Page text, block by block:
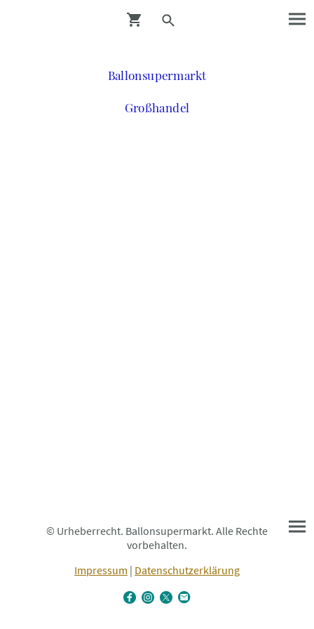
Ballonsupermarkt
Großhandel
© Urheberrecht. Ballonsupermarkt. Alle Rechte
vorbehalten.
Impressum | Datenschutzerklärung